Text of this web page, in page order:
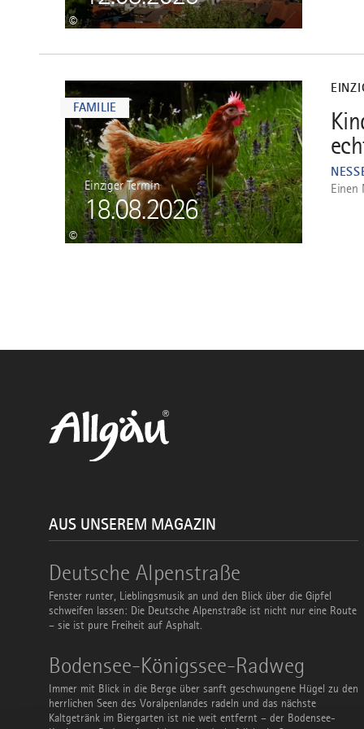
©
FAMILIE 3
18.08.2026
Einziger Termin
©
Einen
AUS UNSEREM MAGAZIN
Deutsche Alpenstraße
Fenster runter, Lieblingsmusik an und den Blick über die Gipfel
schweifen lassen: Die Deutsche Alpenstraße ist nicht nur eine Route
– sie ist pure Freiheit auf Asphalt.
Deutsche
Alpenstraße
Bodensee-Königssee-Radweg
Immer mit Blick in die Berge über sanft geschwungene Hügel zu den
herrlichen Seen des Voralpenlandes radeln und das nächste
Kaltgetränk im Biergarten ist nie weit entfernt – der Bodensee-
Bodensee-
Königssee-
Radweg